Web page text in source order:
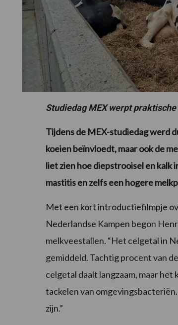
Studiedag MEX werpt
Tijdens de MEX-studiedag werd
koeien beïnvloedt, maar ook de
liet zien hoe diepstrooisel en kalk
mastitis en zelfs een hogere
Met een kort introductiefilmpje
Nederlandse Kampen begon
melkveestallen. “Het celgetal in
gemiddeld. Tachtig procent van
celgetal daalt langzaam, maar
tackelen van
zijn.”